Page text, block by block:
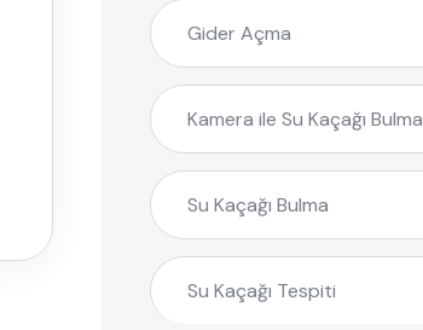
Gider Açma
Kamera ile Su Kaçağı Bulma
Su Kaçağı Bulma
Su Kaçağı Tespiti